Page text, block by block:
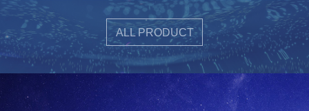
ALL PRODUCT